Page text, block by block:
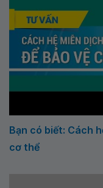
Bạn có biết: Cách
cơ thể